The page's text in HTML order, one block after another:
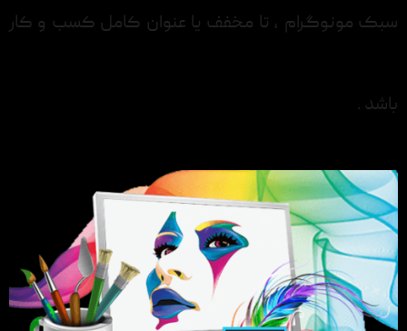
سبک مونوگرام ، تا مخفف یا عنوان کامل کسب و کار
باشد .